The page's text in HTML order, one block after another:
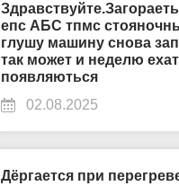
епс АБС тпмс
глушу машину снова
так может и неделю
появляються
02.08.2025
Дёргается при